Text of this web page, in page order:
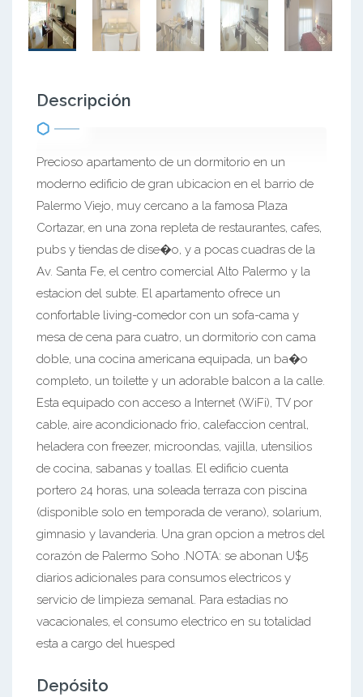
Descripción
Precioso apartamento de un dormitorio en un
moderno edificio de gran ubicacion en el barrio de
Palermo Viejo, muy cercano a la famosa Plaza
Cortazar, en una zona repleta de restaurantes, cafes,
pubs y tiendas de dise�o, y a pocas cuadras de la
Av. Santa Fe, el centro comercial Alto Palermo y la
estacion del subte. El apartamento ofrece un
confortable living-comedor con un sofa-cama y
mesa de cena para cuatro, un dormitorio con cama
doble, una cocina americana equipada, un ba�o
completo, un toilette y un adorable balcon a la calle.
Esta equipado con acceso a Internet (WiFi), TV por
cable, aire acondicionado frio, calefaccion central,
heladera con freezer, microondas, vajilla, utensilios
de cocina, sabanas y toallas. El edificio cuenta
portero 24 horas, una soleada terraza con piscina
(disponible solo en temporada de verano), solarium,
gimnasio y lavanderia. Una gran opcion a metros del
corazón de Palermo Soho .NOTA: se abonan U$5
diarios adicionales para consumos electricos y
servicio de limpieza semanal. Para estadias no
vacacionales, el consumo electrico en su totalidad
esta a cargo del huesped
Depósito